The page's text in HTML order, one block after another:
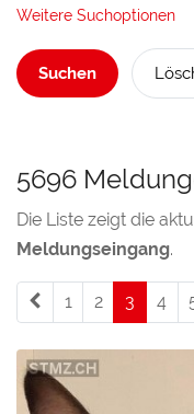
Weitere Suchoptionen
Suchen
5696
Die Liste zeigt die
Meldungseingang.
1 2 3 4